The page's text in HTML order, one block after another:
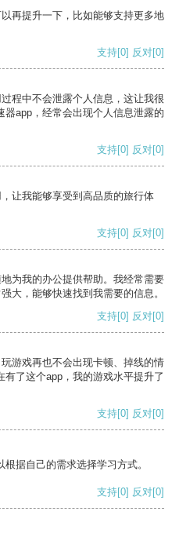
再提升一下，比如能够支持更多地
支持[0] 反对[0]
程中不会泄露个人信息，这让我很
app，经常会出现个人信息泄露的
支持[0] 反对[0]
让我能够享受到高品质的旅行体
支持[0] 反对[0]
为我的办公提供帮助。我经常需要
大，能够快速找到我需要的信息。
支持[0] 反对[0]
游戏再也不会出现卡顿、掉线的情
了这个app，我的游戏水平提升了
支持[0] 反对[0]
据自己的需求选择学习方式。
支持[0] 反对[0]